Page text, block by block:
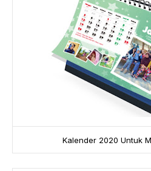
Kalender 2020 Untuk